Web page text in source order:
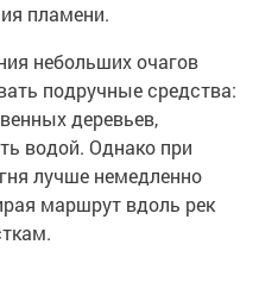
пламени.
небольших очагов
подручные средства:
деревьев,
водой. Однако при
лучше немедленно
маршрут вдоль рек